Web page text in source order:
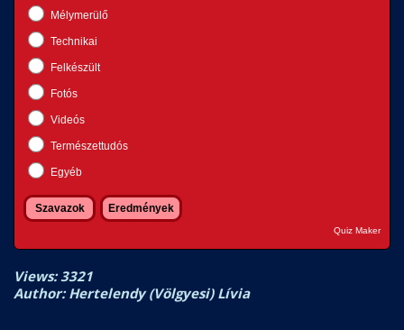
Mélymerülő
Technikai
Felkészült
Fotós
Videós
Természettudós
Egyéb
Quiz Maker
Views: 3321
Author: Hertelendy (Völgyesi) Lívia